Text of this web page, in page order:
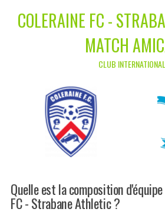
COLERAINE FC -
MATCH
CLUB INTERNATIONAL
Quelle est la composition
FC - Strabane Athletic ?